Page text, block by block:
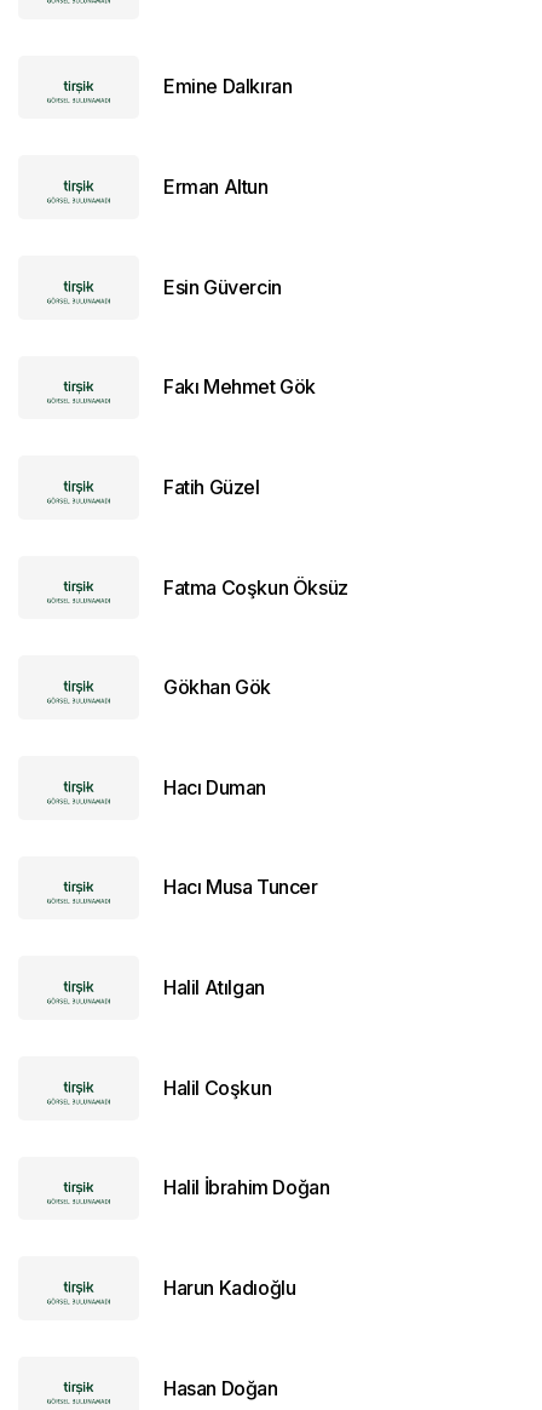
Emine Dalkıran
Erman Altun
Esin Güvercin
Fakı Mehmet Gök
Fatih Güzel
Fatma Coşkun Öksüz
Gökhan Gök
Hacı Duman
Hacı Musa Tuncer
Halil Atılgan
Halil Coşkun
Halil İbrahim Doğan
Harun Kadıoğlu
Hasan Doğan